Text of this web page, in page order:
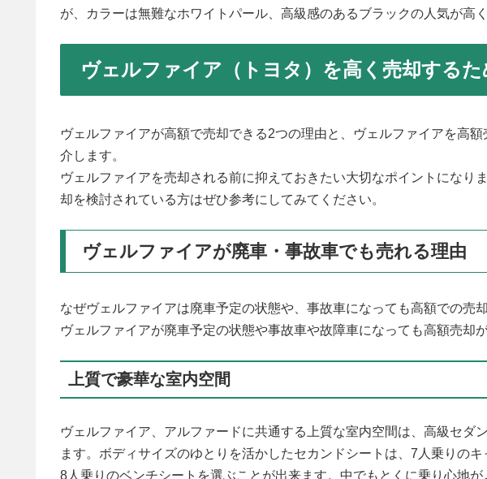
が、カラーは無難なホワイトパール、高級感のあるブラックの人気が高
ヴェルファイア（トヨタ）を高く売却するた
ヴェルファイアが高額で売却できる2つの理由と、ヴェルファイアを高
介します。
ヴェルファイアを売却される前に抑えておきたい大切なポイントになり
却を検討されている方はぜひ参考にしてみてください。
ヴェルファイアが廃車・事故車でも売れる理由
なぜヴェルファイアは廃車予定の状態や、事故車になっても高額での売
ヴェルファイアが廃車予定の状態や事故車や故障車になっても高額売却
上質で豪華な室内空間
ヴェルファイア、アルファードに共通する上質な室内空間は、高級セダ
ます。ボディサイズのゆとりを活かしたセカンドシートは、7人乗りのキ
8人乗りのベンチシートを選ぶことが出来ます。中でもとくに乗り心地